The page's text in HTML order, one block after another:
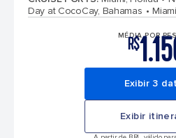
Day at CocoCay, Bahamas
MÉDIA POR
R$
Exibir 3
Exibir